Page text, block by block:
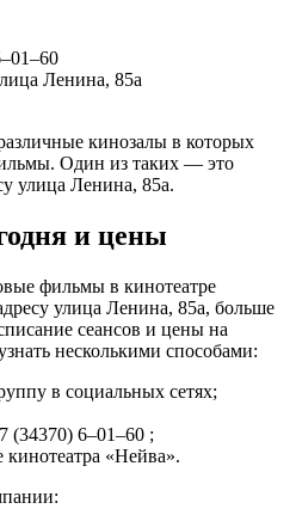
Ленина, 85а
кинозалы в которых
Один из таких — это
улица Ленина, 85а.
и цены
фильмы в кинотеатре
улица Ленина, 85а, больше
сеансов и цены на
несколькими способами:
в социальных сетях;
(34370) 6‒01‒60 ;
«Нейва».